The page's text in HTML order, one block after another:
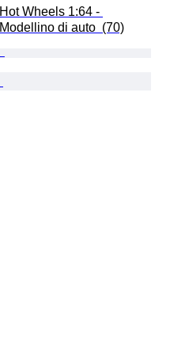
Hot Wheels 1:64 -
Modellino di auto  (70)